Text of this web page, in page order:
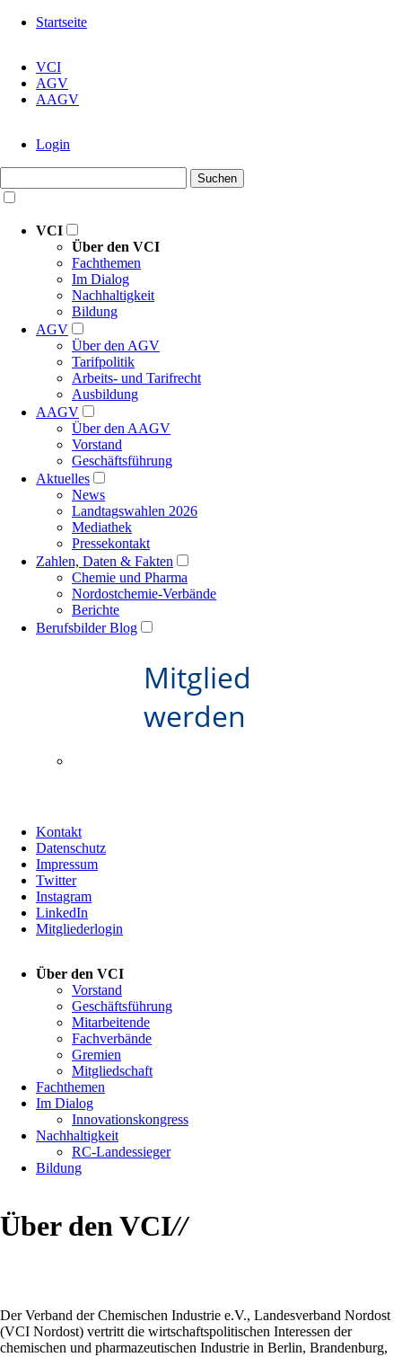
überspringen
Startseite
überspringen
VCI
AGV
AAGV
überspringen
Login
Suchen
Navigation
VCI
Über den VCI
Fachthemen
Im Dialog
Nachhaltigkeit
Bildung
AGV
Über den AGV
Tarifpolitik
Arbeits- und Tarifrecht
Ausbildung
AAGV
Über den AAGV
Vorstand
Geschäftsführung
Aktuelles
News
Landtagswahlen 2026
Mediathek
Pressekontakt
Zahlen, Daten & Fakten
Chemie und Pharma
Nordostchemie-Verbände
Berichte
Berufsbilder Blog
Mitglied
werden
Kontakt
Datenschutz
Impressum
Twitter
Instagram
LinkedIn
Mitgliederlogin
überspringenÜber den VCI
Vorstand
Geschäftsführung
Mitarbeitende
Fachverbände
Gremien
Mitgliedschaft
Fachthemen
Im Dialog
Innovationskongress
Nachhaltigkeit
RC-Landessieger
Bildung
Über den VCI//
Der Verband der Chemischen Industrie e.V., Landesverband Nordost
(VCI Nordost) vertritt die wirtschaftspolitischen Interessen der
chemischen und pharmazeutischen Industrie in Berlin, Brandenburg,